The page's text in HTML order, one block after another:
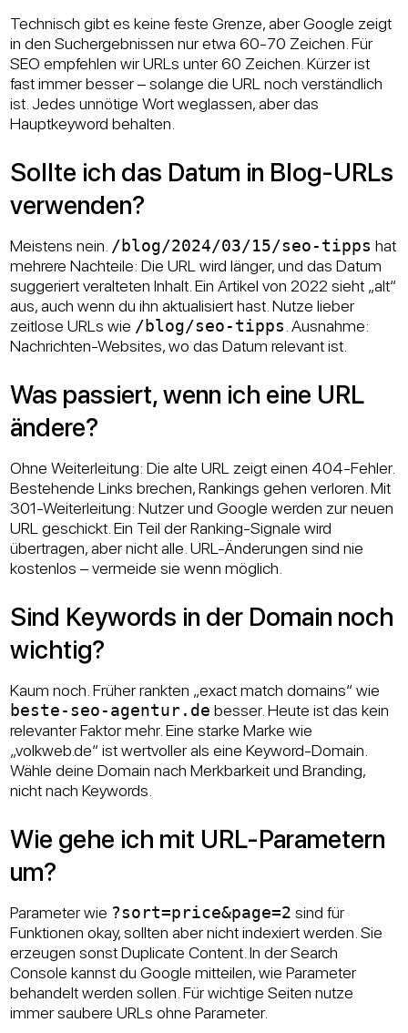
Technisch gibt es keine feste Grenze, aber Google zeigt
in den Suchergebnissen nur etwa 60-70 Zeichen. Für
SEO empfehlen wir URLs unter 60 Zeichen. Kürzer ist
fast immer besser – solange die URL noch verständlich
ist. Jedes unnötige Wort weglassen, aber das
Hauptkeyword behalten.
Sollte ich das Datum in Blog-URLs
verwenden?
Meistens nein. /blog/2024/03/15/seo-tipps hat
mehrere Nachteile: Die URL wird länger, und das Datum
suggeriert veralteten Inhalt. Ein Artikel von 2022 sieht „alt“
aus, auch wenn du ihn aktualisiert hast. Nutze lieber
zeitlose URLs wie /blog/seo-tipps. Ausnahme:
Nachrichten-Websites, wo das Datum relevant ist.
Was passiert, wenn ich eine URL
ändere?
Ohne Weiterleitung: Die alte URL zeigt einen 404-Fehler.
Bestehende Links brechen, Rankings gehen verloren. Mit
301-Weiterleitung: Nutzer und Google werden zur neuen
URL geschickt. Ein Teil der Ranking-Signale wird
übertragen, aber nicht alle. URL-Änderungen sind nie
kostenlos – vermeide sie wenn möglich.
Sind Keywords in der Domain noch
wichtig?
Kaum noch. Früher rankten „exact match domains“ wie
beste-seo-agentur.de besser. Heute ist das kein
relevanter Faktor mehr. Eine starke Marke wie
„volkweb.de“ ist wertvoller als eine Keyword-Domain.
Wähle deine Domain nach Merkbarkeit und Branding,
nicht nach Keywords.
Wie gehe ich mit URL-Parametern
um?
Parameter wie ?sort=price&page=2 sind für
Funktionen okay, sollten aber nicht indexiert werden. Sie
erzeugen sonst Duplicate Content. In der Search
Console kannst du Google mitteilen, wie Parameter
behandelt werden sollen. Für wichtige Seiten nutze
immer saubere URLs ohne Parameter.